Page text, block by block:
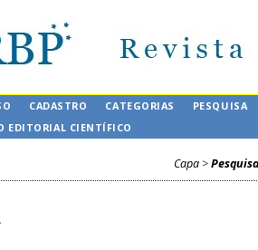
CADASTRO CATEGORIAS
PESQUISA
EDITORIAL CIENTÍFICO
Capa >